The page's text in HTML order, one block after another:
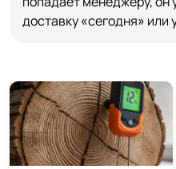
доставку «сегодня» или